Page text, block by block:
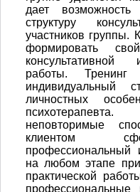
дает
структуру
участников группы.
формировать
консультативной
работы. Тренинг
индивидуальный
личностных
неповторимые
клиентом
профессиональный
на любом этапе
практической
профессиональные